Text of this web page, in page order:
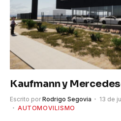
Kaufmann y
Escrito por Rodrigo Segovia
13 de
AUTOMOVILISMO